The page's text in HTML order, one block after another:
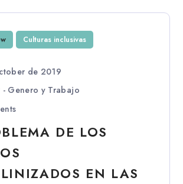
Culturas inclusivas
de 2019
- Genero y Trabajo
DE LOS
EN LAS